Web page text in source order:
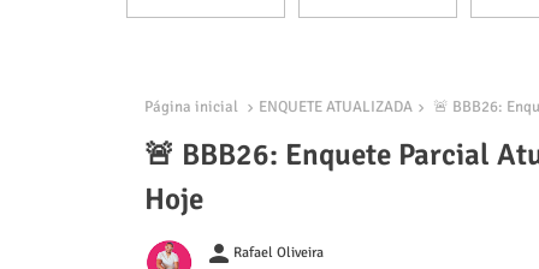
Página inicial ENQUETE ATUALIZADA 🚨 BBB26:
🚨 BBB26: Enquete Parcial
Hoje
person Rafael Oliveira